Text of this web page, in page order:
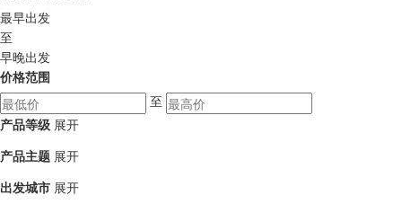
最早出发
至
早晚出发
价格范围
至
产品等级 展开
产品主题 展开
出发城市 展开